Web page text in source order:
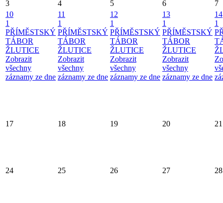
3 4 5 6
7
10
1
PŘÍMĚSTSKÝ
TÁBOR
ŽLUTICE
Zobrazit
všechny
záznamy ze dne
11
1
PŘÍMĚSTSKÝ
TÁBOR
ŽLUTICE
Zobrazit
všechny
záznamy ze dne
12
1
PŘÍMĚSTSKÝ
TÁBOR
ŽLUTICE
Zobrazit
všechny
záznamy ze dne
13
1
PŘÍMĚSTSKÝ
TÁBOR
ŽLUTICE
Zobrazit
všechny
záznamy ze dne
14
1
17 18 19 20 21
24 25 26 27 28